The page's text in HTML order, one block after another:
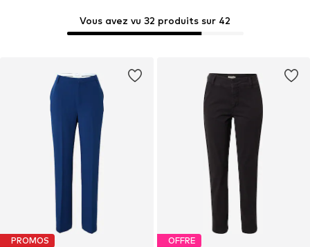
Vous avez vu 32 produits sur 42
PROMOS OFFRE